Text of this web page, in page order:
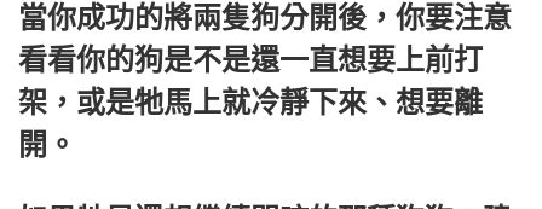
當你成功的將兩隻狗分開後，你要注意
看看你的狗是不是還一直想要上前打
架，或是牠馬上就冷靜下來、想要離
開。